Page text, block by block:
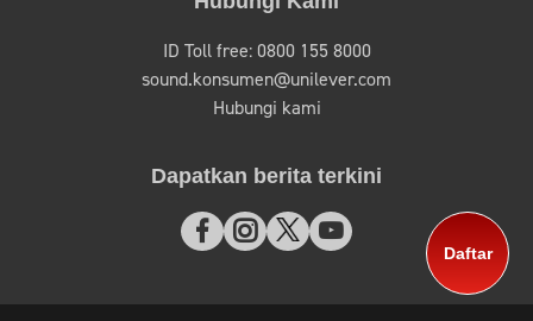
Daftar
ID Toll free: 0800 155 8000
sound.konsumen@unilever.com
Hubungi kami
Dapatkan berita terkini